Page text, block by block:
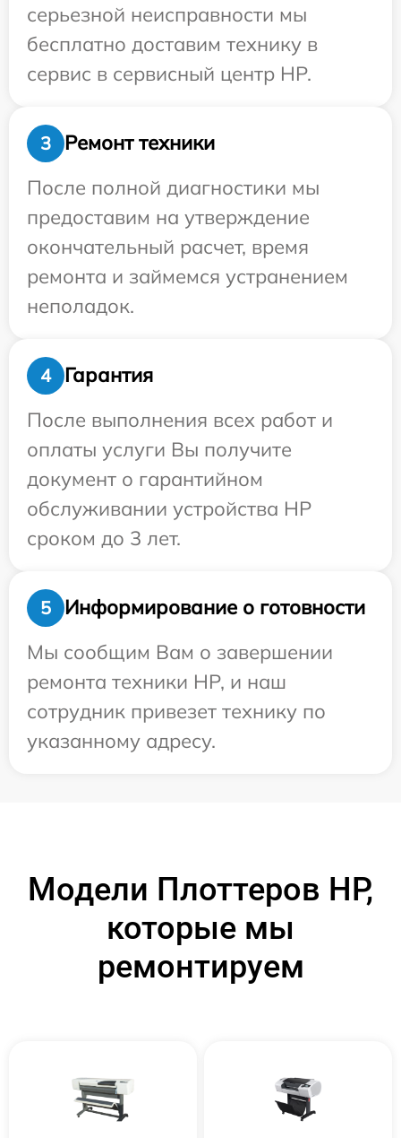
серьезной неисправности мы
бесплатно доставим технику в
сервис в сервисный центр HP.
3
Ремонт техники
После полной диагностики мы
предоставим на утверждение
окончательный расчет, время
ремонта и займемся устранением
неполадок.
4
Гарантия
После выполнения всех работ и
оплаты услуги Вы получите
документ о гарантийном
обслуживании устройства HP
сроком до 3 лет.
5
Информирование о готовности
Мы сообщим Вам о завершении
ремонта техники HP, и наш
сотрудник привезет технику по
указанному адресу.
Модели Плоттеров HP,
которые мы
ремонтируем